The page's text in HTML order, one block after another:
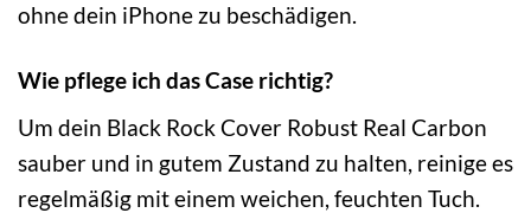
ohne dein iPhone zu beschädigen.
Wie pflege ich das Case richtig?
Um dein Black Rock Cover Robust Real Carbon
sauber und in gutem Zustand zu halten, reinige es
regelmäßig mit einem weichen, feuchten Tuch.